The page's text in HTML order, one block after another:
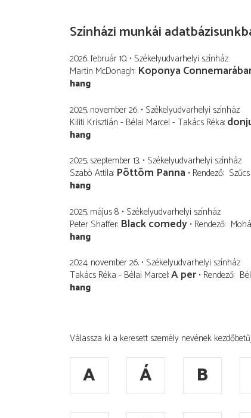
Színházi munkái
2026. február 10. Székelyudvarhelyi színház
Martin McDonagh Koponya
hang
2025. november 26. Székelyudvarhelyi színház
Kiliti Krisztián - Bélai Marcel - Takács Réka
hang
2025. szeptember 13. Székelyudvarhelyi színház
Szabó Attila Pöttöm Panna Rendező
hang
2025. május 8. Székelyudvarhelyi színház
Peter Shaffer Black comedy Rendező
hang
2024. november 26. Székelyudvarhelyi színház
Takács Réka - Bélai Marcel A per Rendező
hang
Válassza ki a keresett személy nevének
A Á B